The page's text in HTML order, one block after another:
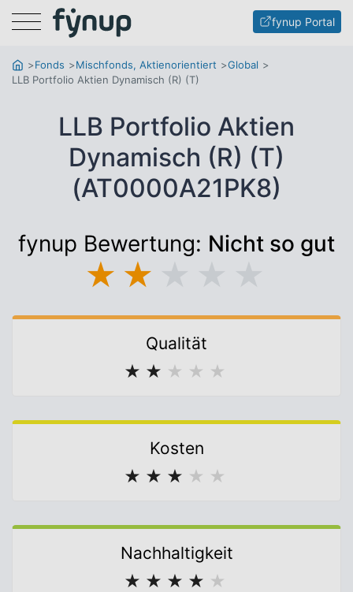
Menu fynup Portal
Fonds Mischfonds, Aktienorientiert
Global
LLB Portfolio Aktien Dynamisch (R) (T)
LLB Portfolio Aktien
Dynamisch (R) (T)
(AT0000A21PK8)
fynup Bewertung: Nicht so gut
★ ★
Qualität
★ ★ ★ ★ ★
Kosten
★ ★ ★ ★ ★
Nachhaltigkeit
★ ★ ★ ★ ★